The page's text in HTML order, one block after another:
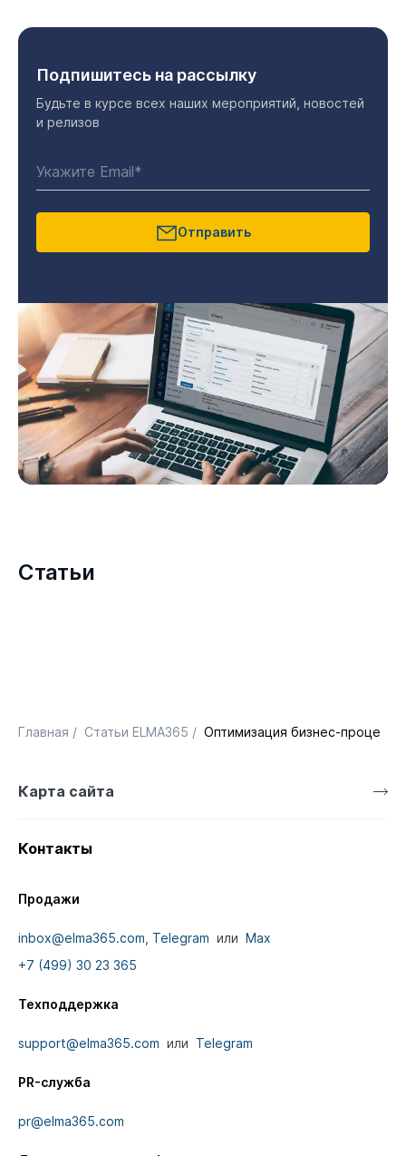
Подпишитесь на рассылку
Будьте в курсе всех наших мероприятий, новостей
и релизов
Отправить
Статьи
Главная / Статьи ELMA365 / Оптимизация бизнес-
Карта сайта
Контакты
Продажи
inbox@elma365.com Telegram или Max
+7 (499) 30 23 365
Техподдержка
support@elma365.com или Telegram
PR-служба
pr@elma365.com